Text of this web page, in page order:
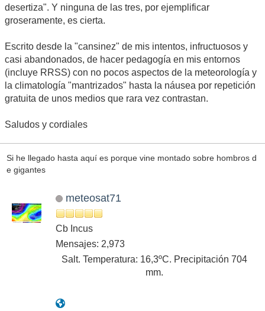
desertiza". Y ninguna de las tres, por ejemplificar
groseramente, es cierta.
Escrito desde la "cansinez" de mis intentos, infructuosos y
casi abandonados, de hacer pedagogía en mis entornos
(incluye RRSS) con no pocos aspectos de la meteorología y
la climatología "mantrizados" hasta la náusea por repetición
gratuita de unos medios que rara vez contrastan.
Saludos y cordiales
Si he llegado hasta aquí es porque vine montado sobre hombros d
e gigantes
meteosat71
Cb Incus
Mensajes: 2,973
Salt. Temperatura: 16,3ºC. Precipitación 704
mm.